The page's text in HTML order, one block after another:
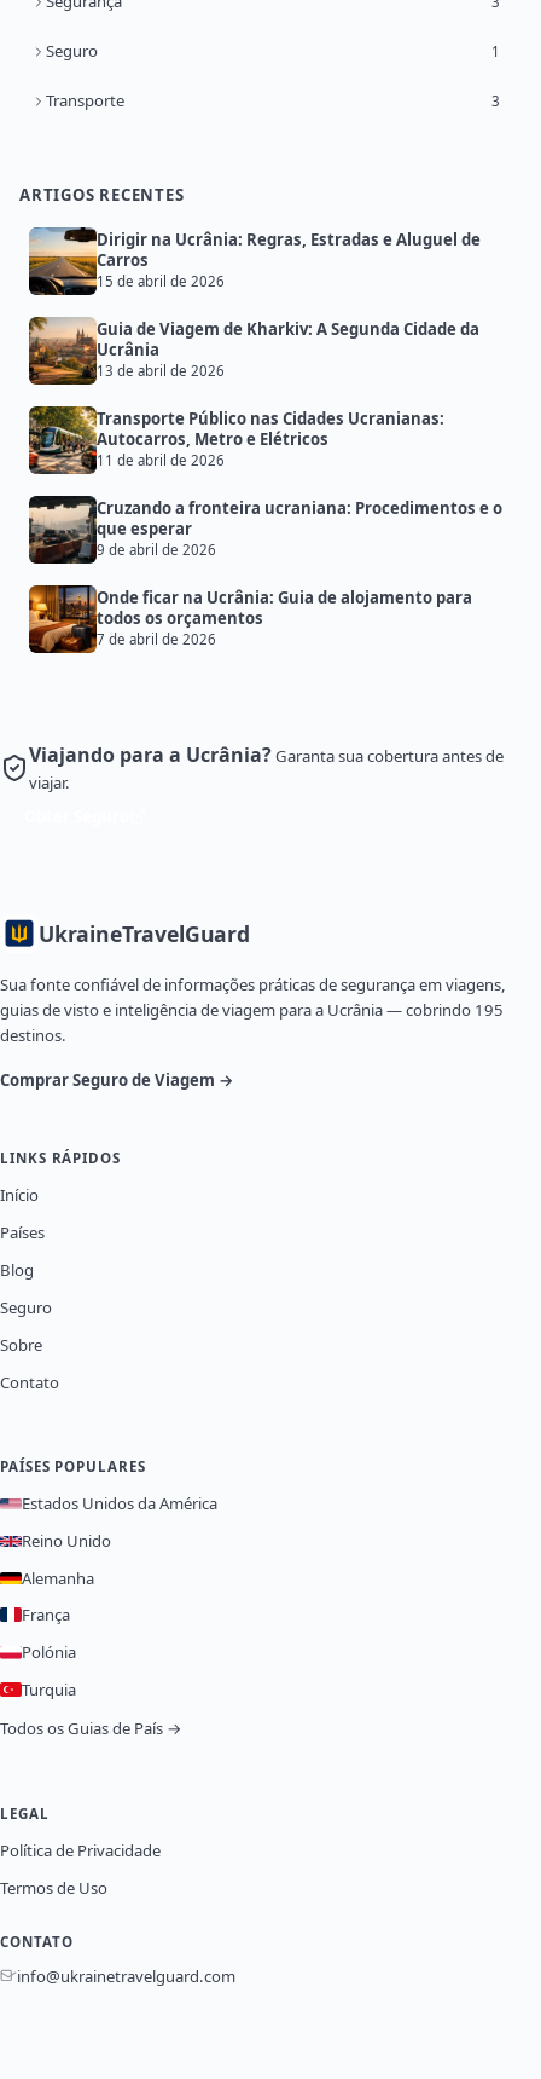
Seguro 1
Transporte 3
ARTIGOS RECENTES
Dirigir na Ucrânia: Regras, Estradas e Aluguel de
Carros
15 de abril de 2026
Guia de Viagem de Kharkiv: A Segunda Cidade da
Ucrânia
13 de abril de 2026
Transporte Público nas Cidades Ucranianas:
Autocarros, Metro e Elétricos
11 de abril de 2026
Cruzando a fronteira ucraniana: Procedimentos e o
que esperar
9 de abril de 2026
Onde ficar na Ucrânia: Guia de alojamento para
todos os orçamentos
7 de abril de 2026
Viajando para a Ucrânia?Garanta sua cobertura antes de
viajar.
UkraineTravelGuard
Sua fonte confiável de informações práticas de segurança em viagens,
guias de visto e inteligência de viagem para a Ucrânia — cobrindo 195
destinos.
Comprar Seguro de Viagem →
LINKS RÁPIDOS
Início
Países
Blog
Seguro
Sobre
Contato
PAÍSES POPULARES
Estados Unidos da América
Reino Unido
Alemanha
França
Polónia
Turquia
Todos os Guias de País →
LEGAL
Política de Privacidade
Termos de Uso
CONTATO
info@ukrainetravelguard.com